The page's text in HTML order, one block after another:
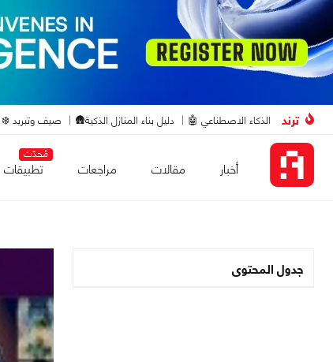
ترند الذكاء الاصطناعي 🤖 دليل بناء المنازل الذكية🛖 صيف وتبريد ❄️
أخبار مقالات مراجعات
مُحدّث
تطبيقات
جدول المحتوى